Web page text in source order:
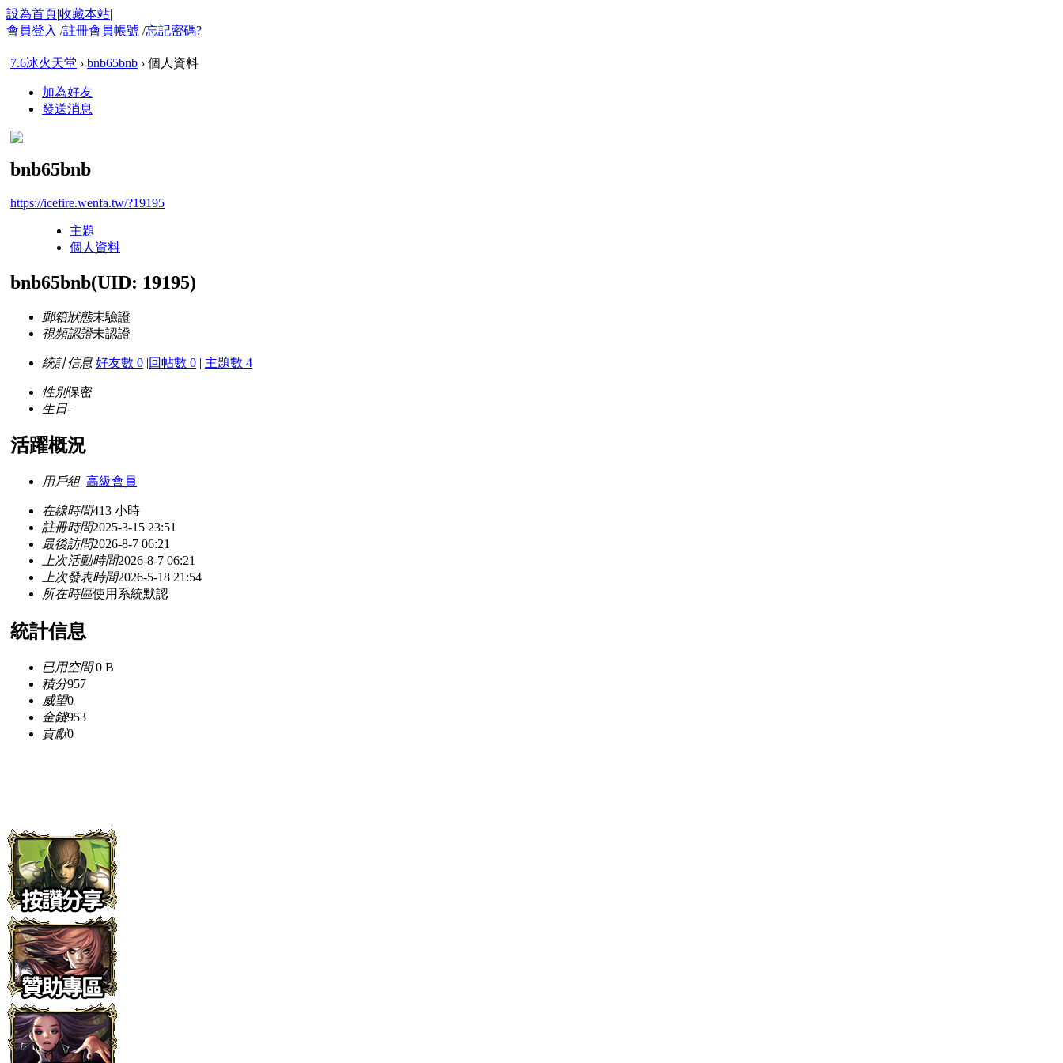
設為首頁|收藏本站|
會員登入 /註冊會員帳號 /忘記密碼?
7.6冰火天堂 › bnb65bnb › 個人資料
加為好友
發送消息
bnb65bnb
https://icefire.wenfa.tw/?19195
主題
個人資料
bnb65bnb(UID: 19195)
郵箱狀態未驗證
視頻認證未認證
統計信息 好友數 0 |回帖數 0 | 主題數 4
性別保密
生日-
活躍概況
用戶組 高級會員
在線時間413 小時
註冊時間2025-3-15 23:51
最後訪問2026-8-7 06:21
上次活動時間2026-8-7 06:21
上次發表時間2026-5-18 21:54
所在時區使用系統默認
統計信息
已用空間0 B
積分957
威望0
金錢953
貢獻0